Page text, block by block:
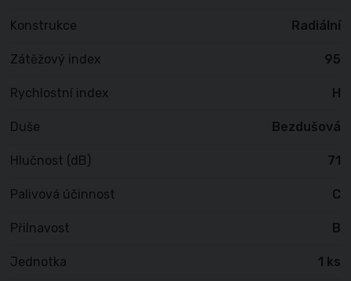
Konstrukce Radiální
Zátěžový index 95
Rychlostní index H
Duše Bezdušová
Hlučnost (dB) 71
Palivová účinnost C
Přilnavost B
Jednotka 1 ks